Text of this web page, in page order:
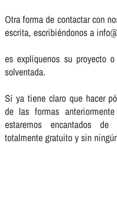
Otra forma de contactar con
escrita, escribiéndonos a
es explíquenos su proyecto
solventada.
Sí ya tiene claro que hacer
de las formas
estaremos encantados
totalmente gratuito y sin